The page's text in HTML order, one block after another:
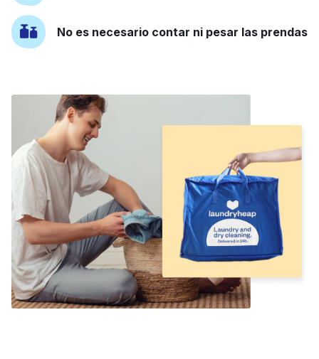
No es necesario contar ni pesar las prendas